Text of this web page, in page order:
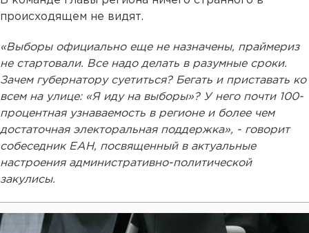
происходящем не видят.
«Выборы официально еще не назначены, праймериз
не стартовали. Все надо делать в разумные сроки.
Зачем губернатору суетиться? Бегать и приставать ко
всем на улице: «Я иду на выборы»? У него почти 100-
процентная узнаваемость в регионе и более чем
достаточная электоральная поддержка», - говорит
собеседник ЕАН, посвященный в актуальные
настроения административно-политической
закулисы.